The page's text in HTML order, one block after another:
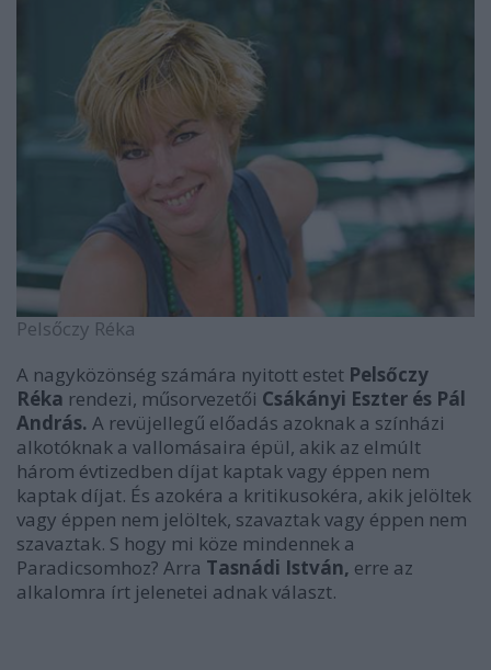
Pelsőczy Réka
A nagyközönség számára nyitott estet Pelsőczy
Réka rendezi, műsorvezetői Csákányi Eszter és Pál
András. A revüjellegű előadás azoknak a színházi
alkotóknak a vallomásaira épül, akik az elmúlt
három évtizedben díjat kaptak vagy éppen nem
kaptak díjat. És azokéra a kritikusokéra, akik jelöltek
vagy éppen nem jelöltek, szavaztak vagy éppen nem
szavaztak. S hogy mi köze mindennek a
Paradicsomhoz? Arra Tasnádi István, erre az
alkalomra írt jelenetei adnak választ.